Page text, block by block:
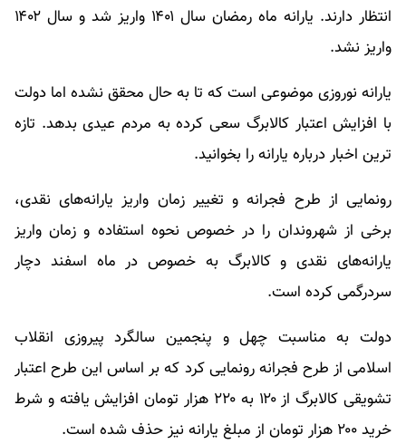
انتظار دارند. یارانه ماه رمضان سال ۱۴۰۱ واریز شد و سال ۱۴۰۲
واریز نشد.
یارانه نوروزی موضوعی است که تا به حال محقق نشده اما دولت
با افزایش اعتبار کالابرگ سعی کرده به مردم عیدی بدهد. تازه
ترین اخبار درباره یارانه را بخوانید.
رونمایی از طرح فجرانه و تغییر زمان واریز یارانه‌های نقدی،
برخی از شهروندان را در خصوص نحوه استفاده و زمان واریز
یارانه‌های نقدی و کالابرگ به خصوص در ماه اسفند دچار
سردرگمی کرده است.
دولت به مناسبت چهل و پنجمین سالگرد پیروزی انقلاب
اسلامی از طرح فجرانه رونمایی کرد که بر اساس این طرح اعتبار
تشویقی کالابرگ از ۱۲۰ به ۲۲۰ هزار تومان افزایش یافته و شرط
خرید ۲۰۰ هزار تومان از مبلغ یارانه نیز حذف شده است.